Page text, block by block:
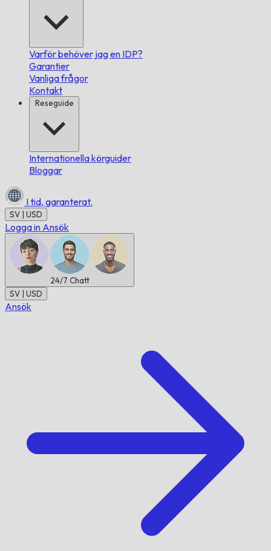
Varför behöver jag en IDP?
Garantier
Vanliga frågor
Kontakt
Reseguide
Internationella körguider
Bloggar
I tid, garanterat.
SV | USD
Logga in Ansök
24/7 Chatt
SV | USD
Ansök